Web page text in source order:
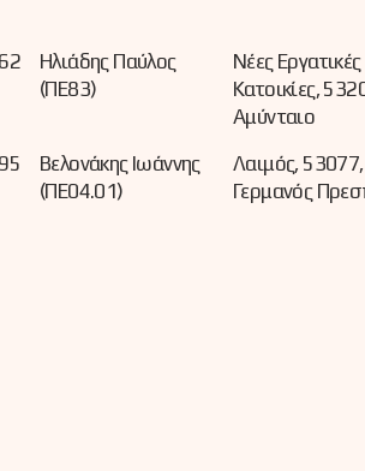
Ηλιάδης Παύλος
(ΠΕ83)
Νέες Εργατικές
Κατοικίες,
Αμύνταιο
Βελονάκης Ιωάννης
(ΠΕ04.01)
Λαιμός, 53077,
Γερμανός